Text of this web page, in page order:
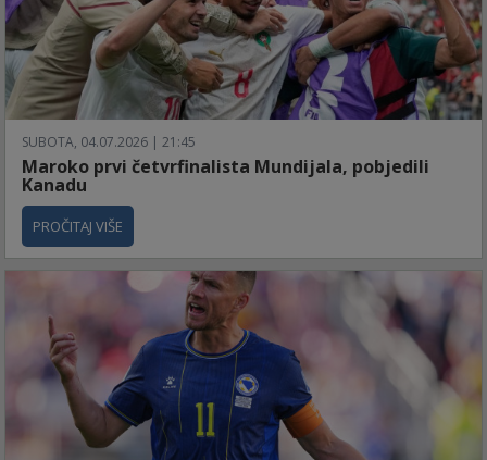
SUBOTA, 04.07.2026 | 21:45
Maroko prvi četvrfinalista Mundijala, pobjedili
Kanadu
PROČITAJ VIŠE